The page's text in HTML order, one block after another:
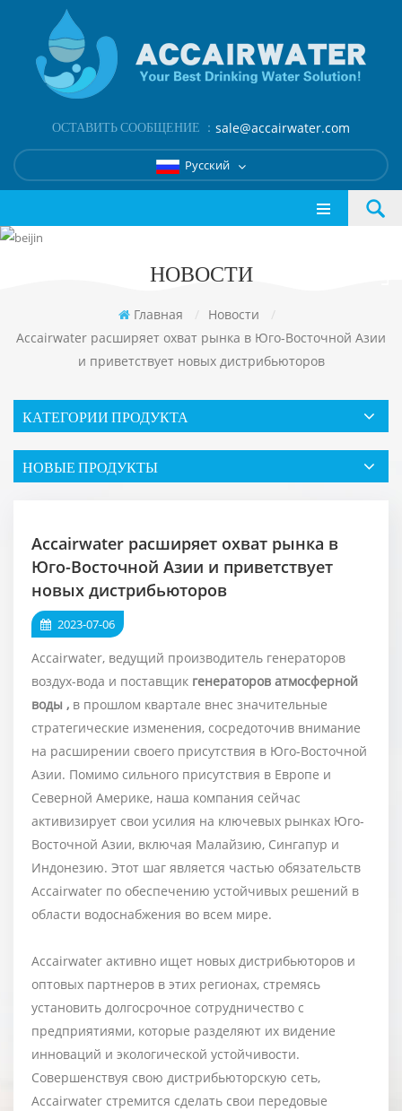
ОСТАВИТЬ СООБЩЕНИЕ ： sale@accairwater.com
Русский
НОВОСТИ
Главная / Новости
/
Accairwater расширяет охват рынка в Юго-Восточной Азии
и приветствует новых дистрибьюторов
КАТЕГОРИИ ПРОДУКТА
НОВЫЕ ПРОДУКТЫ
Accairwater расширяет охват рынка в
Юго-Восточной Азии и приветствует
новых дистрибьюторов
2023-07-06
Accairwater, ведущий производитель генераторов
воздух-вода и поставщик генераторов атмосферной
воды , в прошлом квартале внес значительные
стратегические изменения, сосредоточив внимание
на расширении своего присутствия в Юго-Восточной
Азии. Помимо сильного присутствия в Европе и
Северной Америке, наша компания сейчас
активизирует свои усилия на ключевых рынках Юго-
Восточной Азии, включая Малайзию, Сингапур и
Индонезию. Этот шаг является частью обязательств
Accairwater по обеспечению устойчивых решений в
области водоснабжения во всем мире.
Accairwater активно ищет новых дистрибьюторов и
оптовых партнеров в этих регионах, стремясь
установить долгосрочное сотрудничество с
предприятиями, которые разделяют их видение
инноваций и экологической устойчивости.
Совершенствуя свою дистрибьюторскую сеть,
Accairwater стремится сделать свои передовые